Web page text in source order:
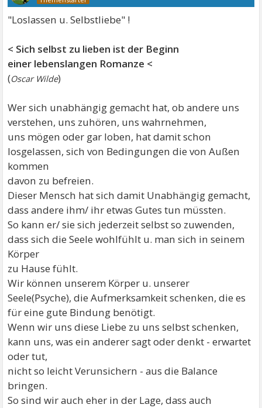
"Loslassen u. Selbstliebe" !
< Sich selbst zu lieben ist der Beginn
einer lebenslangen Romanze <
(Oscar Wilde)
Wer sich unabhängig gemacht hat, ob andere uns
verstehen, uns zuhören, uns wahrnehmen,
uns mögen oder gar loben, hat damit schon
losgelassen, sich von Bedingungen die von Außen
kommen
davon zu befreien.
Dieser Mensch hat sich damit Unabhängig gemacht,
dass andere ihm/ ihr etwas Gutes tun müssten.
So kann er/ sie sich jederzeit selbst so zuwenden,
dass sich die Seele wohlfühlt u. man sich in seinem
Körper
zu Hause fühlt.
Wir können unserem Körper u. unserer
Seele(Psyche), die Aufmerksamkeit schenken, die es
für eine gute Bindung benötigt.
Wenn wir uns diese Liebe zu uns selbst schenken,
kann uns, was ein anderer sagt oder denkt - erwartet
oder tut,
nicht so leicht Verunsichern - aus die Balance
bringen.
So sind wir auch eher in der Lage, dass auch